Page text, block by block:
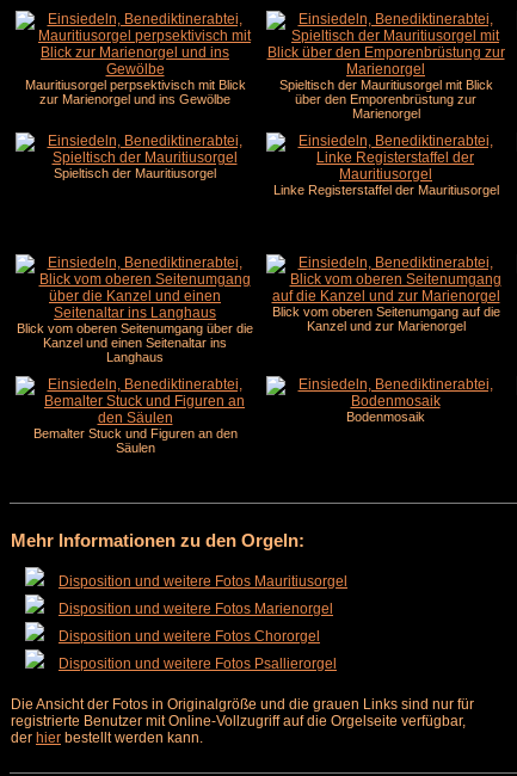
Mauritiusorgel perpsektivisch mit Blick
zur Marienorgel und ins Gewölbe
Spieltisch der Mauritiusorgel mit Blick
über den Emporenbrüstung zur
Marienorgel
Spieltisch der Mauritiusorgel
Linke Registerstaffel der Mauritiusorgel
Blick vom oberen Seitenumgang über die
Kanzel und einen Seitenaltar ins
Langhaus
Blick vom oberen Seitenumgang auf die
Kanzel und zur Marienorgel
Bemalter Stuck und Figuren an den
Säulen
Bodenmosaik
Mehr Informationen zu den Orgeln:
Disposition und weitere Fotos Mauritiusorgel
Disposition und weitere Fotos Marienorgel
Disposition und weitere Fotos Chororgel
Disposition und weitere Fotos Psallierorgel
Die Ansicht der Fotos in Originalgröße und die grauen Links sind nur für
registrierte Benutzer mit Online-Vollzugriff auf die Orgelseite verfügbar,
der hier bestellt werden kann.